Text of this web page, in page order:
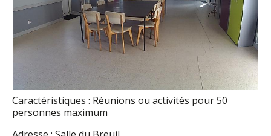
Caractéristiques : Réunions ou activités pour 50
personnes maximum